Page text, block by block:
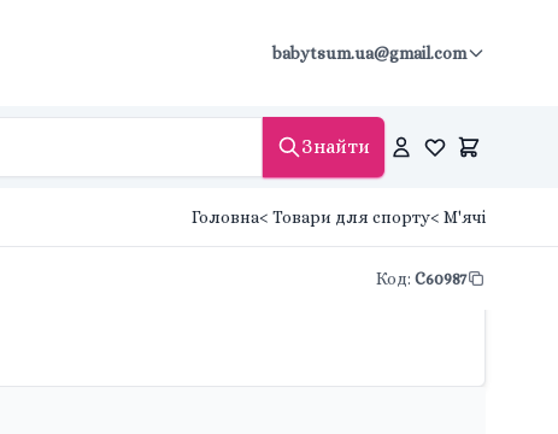
babytsum.ua@gmail.com
Знайти
Головна< Товари для спорту< М'ячі
Код: C60987